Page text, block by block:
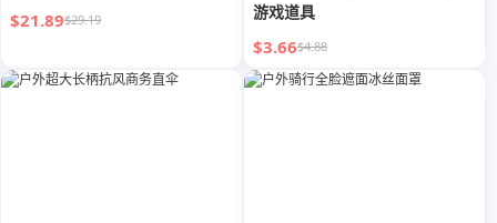
$21.89$29.19
游戏道具
$3.66$4.88